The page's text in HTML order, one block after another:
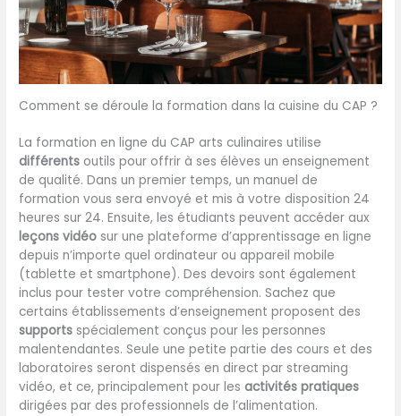
Comment se déroule la formation dans la cuisine du CAP ?
La formation en ligne du CAP arts culinaires utilise
différents outils pour offrir à ses élèves un enseignement
de qualité. Dans un premier temps, un manuel de
formation vous sera envoyé et mis à votre disposition 24
heures sur 24. Ensuite, les étudiants peuvent accéder aux
leçons vidéo sur une plateforme d’apprentissage en ligne
depuis n’importe quel ordinateur ou appareil mobile
(tablette et smartphone). Des devoirs sont également
inclus pour tester votre compréhension. Sachez que
certains établissements d’enseignement proposent des
supports spécialement conçus pour les personnes
malentendantes. Seule une petite partie des cours et des
laboratoires seront dispensés en direct par streaming
vidéo, et ce, principalement pour lesactivités pratiques
dirigées par des professionnels de l’alimentation.